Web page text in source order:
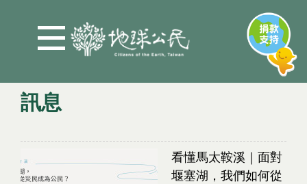
訊息
您在這裡
看懂馬太鞍溪｜面對
堰塞湖，我們如何從